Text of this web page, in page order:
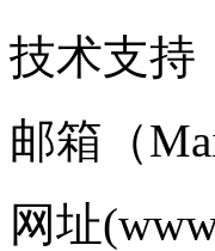
技术支持
邮箱（
网址